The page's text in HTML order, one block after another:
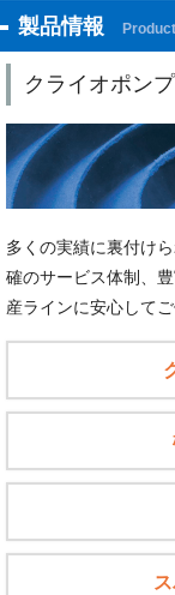
製品情報
クライオポンプ
多くの実績に裏付け
確のサービス体制、
産ラインに安心して